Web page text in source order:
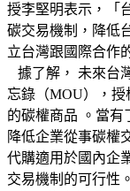
授李堅明表示，「
碳交易機制，降低
立台灣跟國際合作
據了解， 未來台
忘錄（MOU），
的碳權商品 。當有
降低企業從事碳權
代購適用於國內企
交易機制的可行性。